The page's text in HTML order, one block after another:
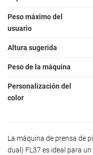
Peso máximo del
usuario
Altura sugerida
Peso de la máquina
Personalización del
color
La máquina de prensa de
dual) FL37 es ideal para